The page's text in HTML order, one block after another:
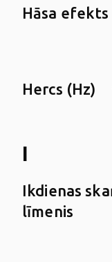
Hāsa efekts
Hercs (Hz)
I
Ikdienas
līmenis